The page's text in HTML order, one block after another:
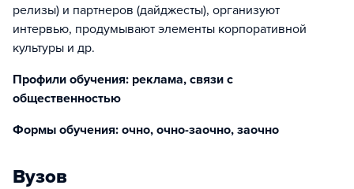
релизы) и партнеров (дайджесты), организуют
интервью, продумывают элементы корпоративной
культуры и др.
Профили обучения: реклама, связи с
общественностью
Формы обучения: очно, очно-заочно, заочно
Вузов